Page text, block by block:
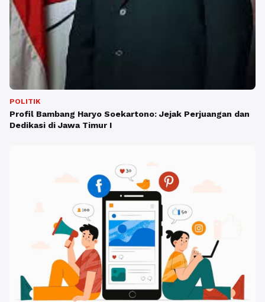
POLITIK
Profil Bambang Haryo Soekartono: Jejak Perjuangan dan
Dedikasi di Jawa Timur I